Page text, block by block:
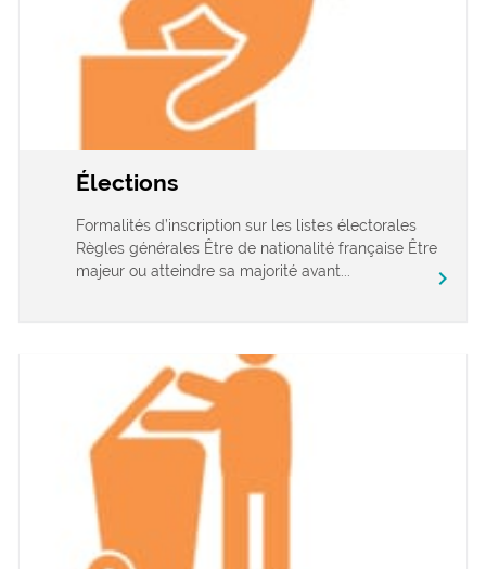
Élections
Formalités d’inscription sur les listes électorales
Règles générales Être de nationalité française Être
majeur ou atteindre sa majorité avant...
chevron_right